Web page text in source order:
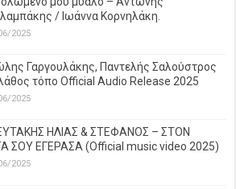
/ Ιωάννα Κορνηλάκη.
2025
Γαργουλάκης, Παντελής Σαλούστρος
τόπο Official Audio Release 2025
2025
ΗΛΙΑΣ & ΣΤΕΦΑΝΟΣ – ΣΤΟΝ
ΣΟΥ ΕΓΕΡΑΣΑ (Official music video 2025)
2025